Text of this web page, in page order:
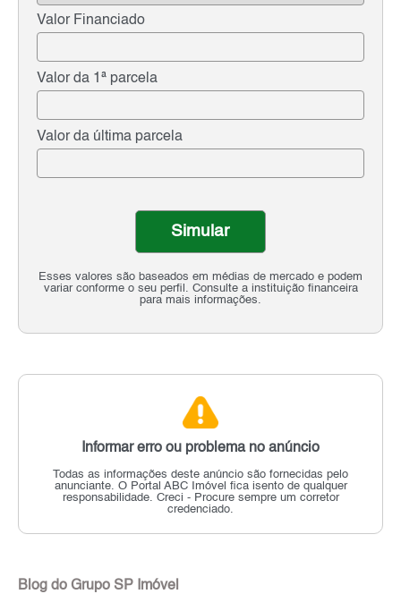
Valor Financiado
Valor da 1ª parcela
Valor da última parcela
Esses valores são baseados em médias de mercado e podem
variar conforme o seu perfil. Consulte a instituição financeira
para mais informações.
Simular
Informar erro ou problema no anúncio
Todas as informações deste anúncio são fornecidas pelo
anunciante. O Portal ABC Imóvel fica isento de qualquer
responsabilidade. Creci - Procure sempre um corretor
credenciado.
Blog do Grupo SP Imóvel